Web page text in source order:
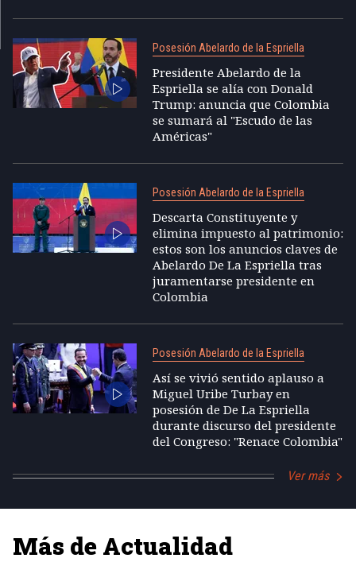
Posesión Abelardo de la Espriella
Presidente Abelardo de la
Espriella se alía con Donald
Trump: anuncia que Colombia
se sumará al "Escudo de las
Américas"
Posesión Abelardo de la Espriella
Descarta Constituyente y
elimina impuesto al patrimonio:
estos son los anuncios claves de
Abelardo De La Espriella tras
juramentarse presidente en
Colombia
Posesión Abelardo de la Espriella
Así se vivió sentido aplauso a
Miguel Uribe Turbay en
posesión de De La Espriella
durante discurso del presidente
del Congreso: "Renace Colombia"
Ver más
Más de Actualidad